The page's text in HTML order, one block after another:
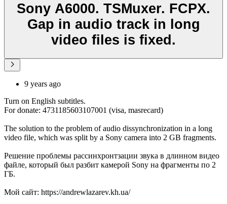
Sony A6000. TSMuxer. FCPX.
Gap in audio track in long
video files is fixed.
9 years ago
Turn on English subtitles.
For donate: 4731185603107001 (visa, masrecard)
The solution to the problem of audio dissynchronization in a long
video file, which was split by a Sony camera into 2 GB fragments.
Решение проблемы рассинхронтзации звука в длинном видео
файле, который был разбит камерой Sony на фрагменты по 2
ГБ.
Мой сайт: https://andrewlazarev.kh.ua/